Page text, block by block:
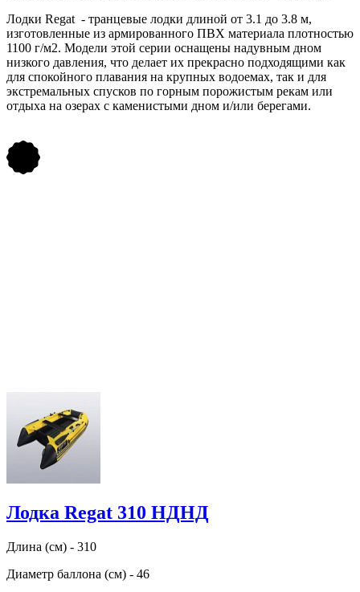
Лодка Regat 310 НДНД
Длина (см) - 310
Диаметр баллона (см) - 46
Лодки Regat - транцевые лодки длиной от 3.1 до 3.8 м,
изготовленные из армированного ПВХ материала плотностью
1100 г/м2. Модели этой серии оснащены надувным дном
низкого давления, что делает их прекрасно подходящими как
для спокойного плавания на крупных водоемах, так и для
экстремальных спусков по горным порожистым рекам или
отдыха на озерах с каменистыми дном и/или берегами.